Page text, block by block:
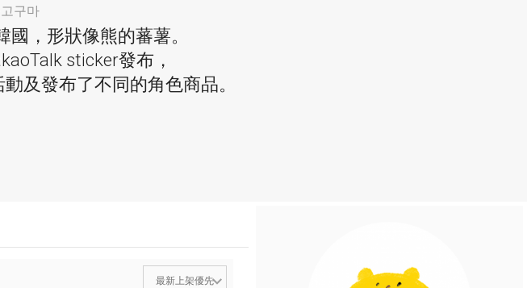
구마
國，形狀像熊的蕃薯。
sticker發布，
及發布了不同的角色商品。